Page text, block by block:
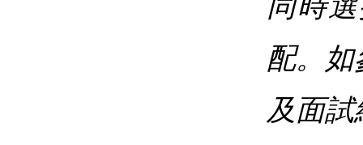
同時
配。
及面